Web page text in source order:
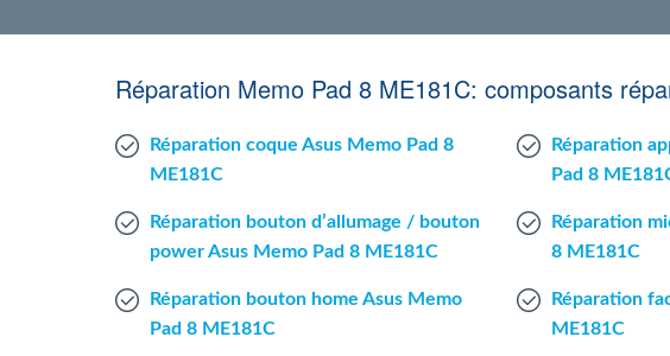
Réparation Memo Pad 8 ME181C: composants
Réparation coque Asus Memo Pad 8
ME181C
Réparation bouton d’allumage / bouton
power Asus Memo Pad 8 ME181C
Réparation bouton home Asus Memo
Pad 8 ME181C
Réparation
Pad 8
Réparation
8 ME181C
Réparation
ME181C